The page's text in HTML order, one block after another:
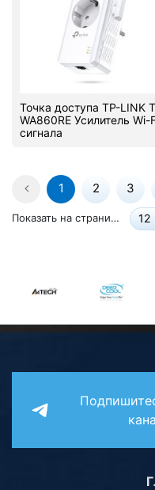
Точка доступа TP-LINK
WA860RE Усилитель Wi-
сигнала
1 2 3
Показать на странице: 12